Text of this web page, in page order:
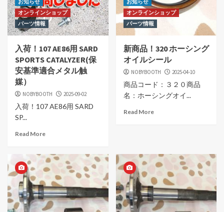
お知らせ
オンラインショップ
パーツ情報
入荷！107 AE86用 SARD
SPORTS CATALYZER(保
安基準適合メタル触
媒）
NOBYBOOTH 2025-09-02
入荷！107 AE86用 SARD
SP...
Read More
お知らせ
オンラインショップ
パーツ情報
新商品！320 ホーシング
オイルシール
NOBYBOOTH 2025-04-10
商品コード：３２０商品
名：ホーシングオイ...
Read More